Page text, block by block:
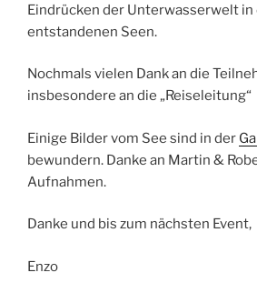
Eindrücken der Unterwasserwelt
entstandenen Seen.
Nochmals vielen Dank an die
insbesondere an die
Einige Bilder vom See sind in der
bewundern. Danke an Martin &
Aufnahmen.
Danke und bis zum nächsten Event,
Enzo